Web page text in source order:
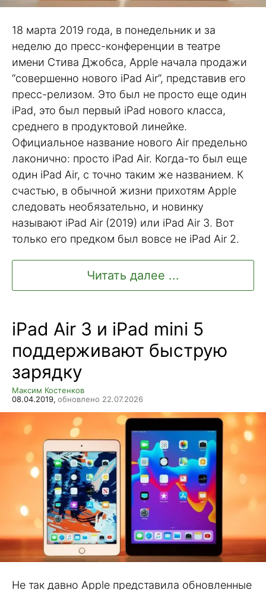
18 марта 2019 года, в понедельник и за
неделю до пресс-конференции в театре
имени Стива Джобса, Apple начала продажи
“совершенно нового iPad Air”, представив его
пресс-релизом. Это был не просто еще один
iPad, это был первый iPad нового класса,
среднего в продуктовой линейке.
Официальное название нового Air предельно
лаконично: просто iPad Air. Когда-то был еще
один iPad Air, с точно таким же названием. К
счастью, в обычной жизни прихотям Apple
следовать необязательно, и новинку
называют iPad Air (2019) или iPad Air 3. Вот
только его предком был вовсе не iPad Air 2.
Читать далее ...
iPad Air 3 и iPad mini 5
поддерживают быструю
зарядку
Максим Костенков
08.04.2019, обновлено 22.07.2026
Не так давно Apple представила обновленные